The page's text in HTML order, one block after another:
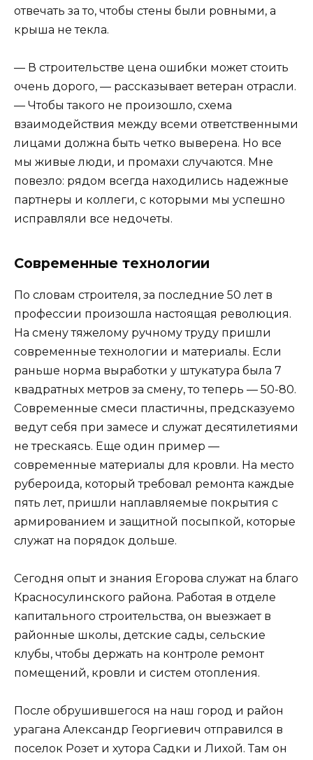
отвечать за то, чтобы стены были ровными, а
крыша не текла.
— В строительстве цена ошибки может стоить
очень дорого, — рассказывает ветеран отрасли.
— Чтобы такого не произошло, схема
взаимодействия между всеми ответственными
лицами должна быть четко выверена. Но все
мы живые люди, и промахи случаются. Мне
повезло: рядом всегда находились надежные
партнеры и коллеги, с которыми мы успешно
исправляли все недочеты.
Современные технологии
По словам строителя, за последние 50 лет в
профессии произошла настоящая революция.
На смену тяжелому ручному труду пришли
современные технологии и материалы. Если
раньше норма выработки у штукатура была 7
квадратных метров за смену, то теперь — 50-80.
Современные смеси пластичны, предсказуемо
ведут себя при замесе и служат десятилетиями
не трескаясь. Еще один пример —
современные материалы для кровли. На место
рубероида, который требовал ремонта каждые
пять лет, пришли наплавляемые покрытия с
армированием и защитной посыпкой, которые
служат на порядок дольше.
Сегодня опыт и знания Егорова служат на благо
Красносулинского района. Работая в отделе
капитального строительства, он выезжает в
районные школы, детские сады, сельские
клубы, чтобы держать на контроле ремонт
помещений, кровли и систем отопления.
После обрушившегося на наш город и район
урагана Александр Георгиевич отправился в
поселок Розет и хутора Садки и Лихой. Там он